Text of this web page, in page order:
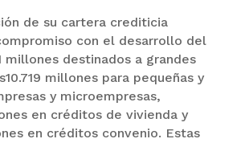
de su cartera crediticia
con el desarrollo del
millones destinados a grandes
millones para pequeñas y
y microempresas,
en créditos de vivienda y
en créditos convenio. Estas